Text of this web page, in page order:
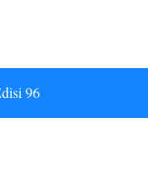
96